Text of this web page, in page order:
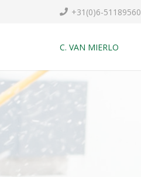
+31(0)6-51189560
C. VAN MIERLO